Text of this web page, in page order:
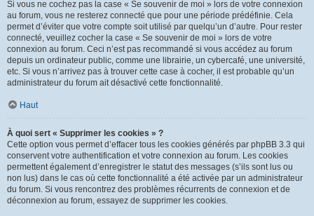
Si vous ne cochez pas la case « Se souvenir de moi » lors de votre connexion
au forum, vous ne resterez connecté que pour une période prédéfinie. Cela
permet d’éviter que votre compte soit utilisé par quelqu’un d’autre. Pour rester
connecté, veuillez cocher la case « Se souvenir de moi » lors de votre
connexion au forum. Ceci n’est pas recommandé si vous accédez au forum
depuis un ordinateur public, comme une librairie, un cybercafé, une université,
etc. Si vous n’arrivez pas à trouver cette case à cocher, il est probable qu’un
administrateur du forum ait désactivé cette fonctionnalité.
Haut
À quoi sert « Supprimer les cookies » ?
Cette option vous permet d’effacer tous les cookies générés par phpBB 3.3 qui
conservent votre authentification et votre connexion au forum. Les cookies
permettent également d’enregistrer le statut des messages (s’ils sont lus ou
non lus) dans le cas où cette fonctionnalité a été activée par un administrateur
du forum. Si vous rencontrez des problèmes récurrents de connexion et de
déconnexion au forum, essayez de supprimer les cookies.